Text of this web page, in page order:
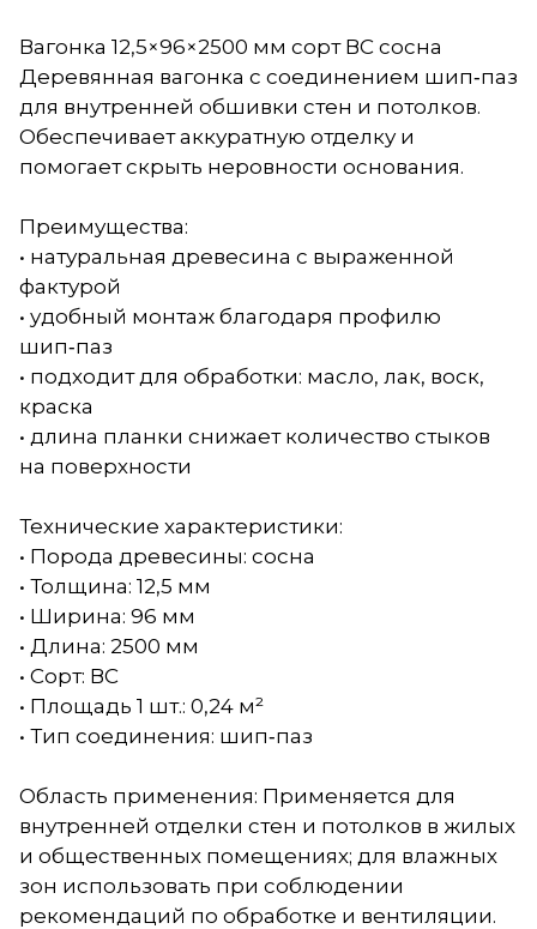
Вагонка 12,5×96×2500 мм сорт ВС сосна
Деревянная вагонка с соединением шип‑паз
для внутренней обшивки стен и потолков.
Обеспечивает аккуратную отделку и
помогает скрыть неровности основания.
Преимущества:
• натуральная древесина с выраженной
фактурой
• удобный монтаж благодаря профилю
шип‑паз
• подходит для обработки: масло, лак, воск,
краска
• длина планки снижает количество стыков
на поверхности
Технические характеристики:
• Порода древесины: сосна
• Толщина: 12,5 мм
• Ширина: 96 мм
• Длина: 2500 мм
• Сорт: ВС
• Площадь 1 шт.: 0,24 м²
• Тип соединения: шип‑паз
Область применения: Применяется для
внутренней отделки стен и потолков в жилых
и общественных помещениях; для влажных
зон использовать при соблюдении
рекомендаций по обработке и вентиляции.